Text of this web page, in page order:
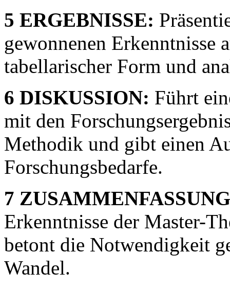
5 ERGEBNISSE:
gewonnenen Erkenntnisse
tabellarischer Form und
6 DISKUSSION: Führt
mit den
Methodik und gibt einen
Forschungsbedarfe.
7
Erkenntnisse der Master-
betont die Notwendigkeit
Wandel.